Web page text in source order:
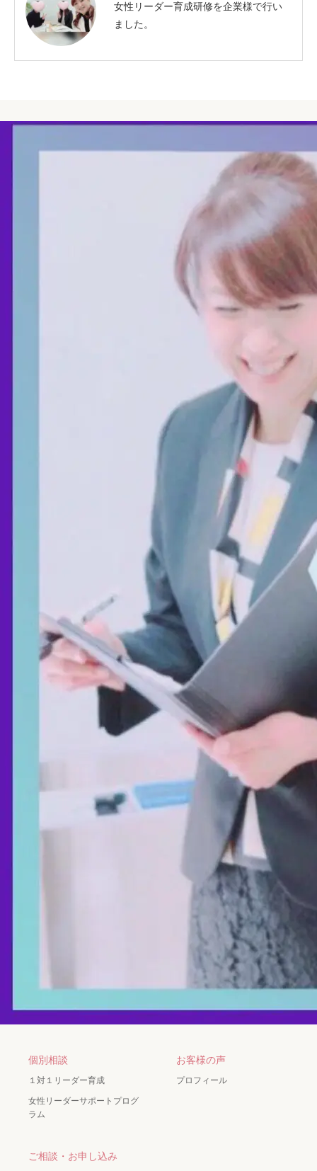
女性リーダー育成研修を企業様で行い
ました。
個別相談
１対１リーダー育成
女性リーダーサポートプログ
ラム
お客様の声
プロフィール
ご相談・お申し込み